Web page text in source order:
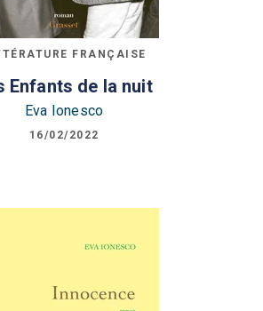
FRANÇAISE
Enfants de la nuit
Eva Ionesco
16/02/2022